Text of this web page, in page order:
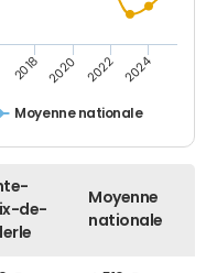
Moyenne nationale
2018 2020 2022 2024
de-
Moyenne
nationale